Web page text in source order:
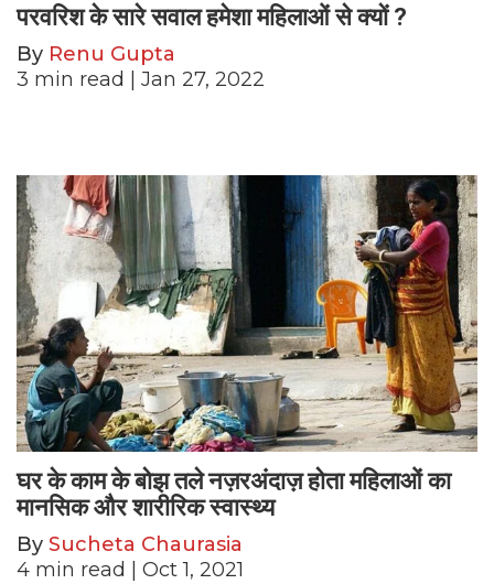
परवरिश के सारे सवाल हमेशा महिलाओं से क्यों ?
By Renu Gupta
3 min read | Jan 27, 2022
घर के काम के बोझ तले नज़रअंदाज़ होता महिलाओं का
मानसिक और शारीरिक स्वास्थ्य
By Sucheta Chaurasia
4 min read | Oct 1, 2021